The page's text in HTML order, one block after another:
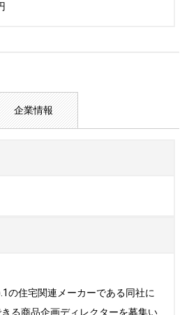
企業情報
の住宅関連メーカーである同社に
る商品企画ディレクターを募集い